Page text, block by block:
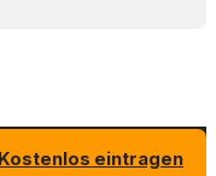
Kostenlos eintragen